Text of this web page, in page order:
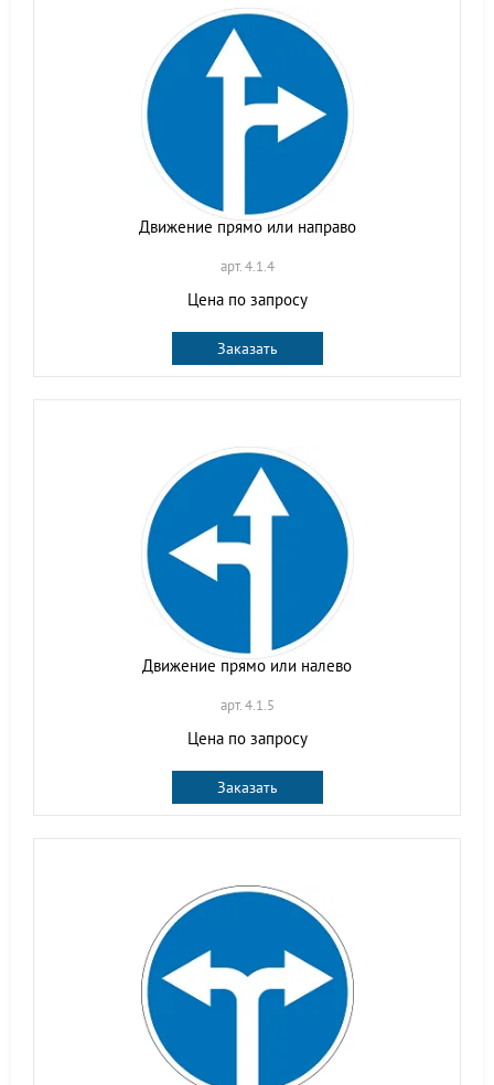
Движение прямо или направо
арт. 4.1.4
Цена по запросу
Заказать
Движение прямо или налево
арт. 4.1.5
Цена по запросу
Заказать